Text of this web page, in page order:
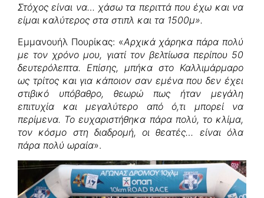
Στόχος είναι να… χάσω τα περιττά που έχω και να
είμαι καλύτερος στα στιπλ και τα 1500μ».
Εμμανουήλ Πουρίκας: «Αρχικά χάρηκα πάρα πολύ
με τον χρόνο μου, γιατί τον βελτίωσα περίπου 50
δευτερόλεπτα. Επίσης, μπήκα στο Καλλιμάρμαρο
ως τρίτος και για κάποιον σαν εμένα που δεν έχει
στιβικό υπόβαθρο, θεωρώ πως ήταν μεγάλη
επιτυχία και μεγαλύτερο από ό,τι μπορεί να
περίμενα. Το ευχαριστήθηκα πάρα πολύ, το κλίμα,
τον κόσμο στη διαδρομή, οι θεατές… είναι όλα
πάρα πολύ ωραία».